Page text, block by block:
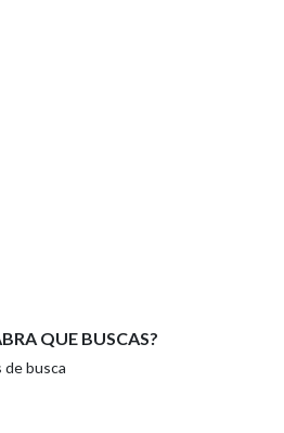
da política de
na imaxe:
QUE BUSCAS?
busca